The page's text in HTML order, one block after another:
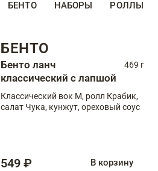
БЕНТО НАБОРЫ РОЛЛЫ
БЕНТО
Бенто ланч
классический с лапшой
469 г
Классический вок М, ролл Крабик,
салат Чука, кунжут, ореховый соус
549 ₽ В корзину